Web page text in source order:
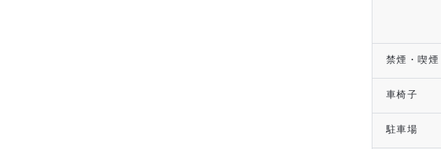
禁煙・喫煙
車椅子
駐車場